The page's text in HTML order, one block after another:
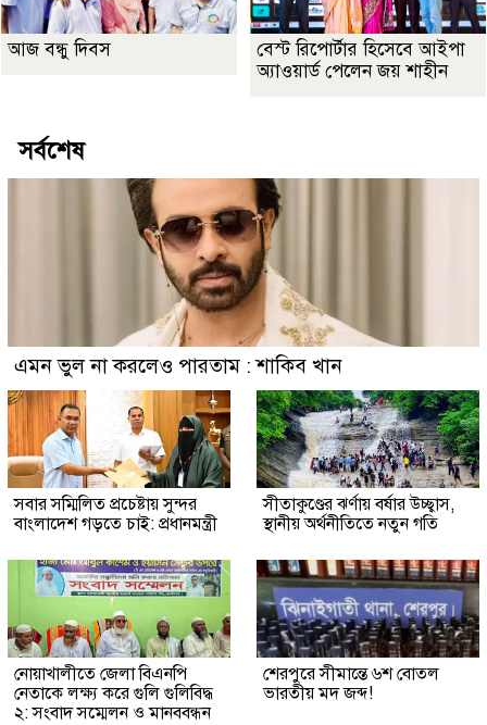
আজ বন্ধু দিবস
বেস্ট রিপোর্টার হিসেবে আইপা
অ্যাওয়ার্ড পেলেন জয় শাহীন
সর্বশেষ
এমন ভুল না করলেও পারতাম : শাকিব খান
সবার সম্মিলিত প্রচেষ্টায় সুন্দর
বাংলাদেশ গড়তে চাই: প্রধানমন্ত্রী
সীতাকুণ্ডের ঝর্ণায় বর্ষার উচ্ছ্বাস,
স্থানীয় অর্থনীতিতে নতুন গতি
নোয়াখালীতে জেলা বিএনপি
নেতাকে লক্ষ্য করে গুলি গুলিবিদ্ধ
২: সংবাদ সম্মেলন ও মানববন্ধন
শেরপুরে সীমান্তে ৬শ বোতল
ভারতীয় মদ জব্দ!